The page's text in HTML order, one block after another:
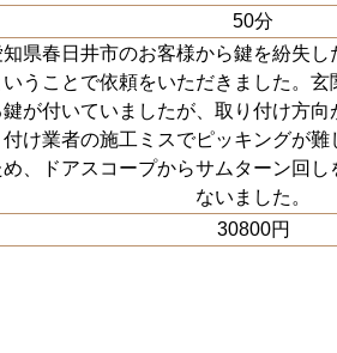
50分
知県春日井市のお客様から鍵を紛失
いうことで依頼をいただきました。
鍵が付いていましたが、取り付け方
付け業者の施工ミスでピッキングが
め、ドアスコープからサムターン回
ないました。
30800円